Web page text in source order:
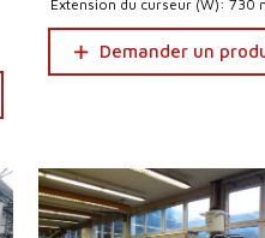
Extension du curseur (W): 730
Demander un